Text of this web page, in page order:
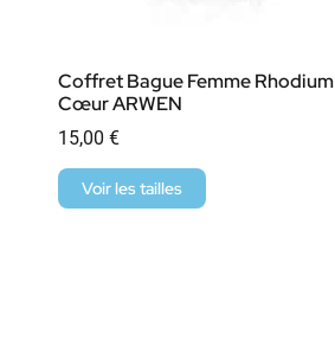
Coffret Bague Femme Rhodium
Cœur ARWEN
15,00 €
Voir les tailles